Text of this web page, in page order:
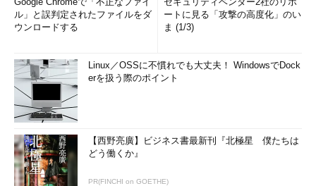
ル」と誤判定されたファイルをダ
ウンロードする
ートに見る「攻撃の高度化」のい
ま (1/3)
Linux／OSSに不慣れでも大丈夫！ WindowsでDock
erを扱う際のポイント
【西野亮廣】ビジネス書最新刊『北極星 僕たちは
どう働くか』
PR(FINCHI on GOETHE)